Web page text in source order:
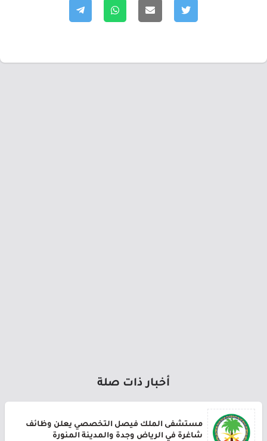
أخبار ذات صلة
مستشفى الملك فيصل التخصصي يعلن وظائف
شاغرة في الرياض وجدة والمدينة المنورة